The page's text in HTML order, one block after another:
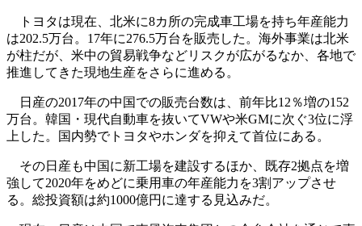
トヨタは現在、北米に8カ所の完成車工場を持ち年産能力
は202.5万台。17年に276.5万台を販売した。海外事業は北米
が柱だが、米中の貿易戦争などリスクが広がるなか、各地で
推進してきた現地生産をさらに進める。
日産の2017年の中国での販売台数は、前年比12％増の152
万台。韓国・現代自動車を抜いてVWや米GMに次ぐ3位に浮
上した。国内勢でトヨタやホンダを抑えて首位にある。
その日産も中国に新工場を建設するほか、既存2拠点を増
強して2020年をめどに乗用車の年産能力を3割アップさせ
る。総投資額は約1000億円に達する見込みだ。